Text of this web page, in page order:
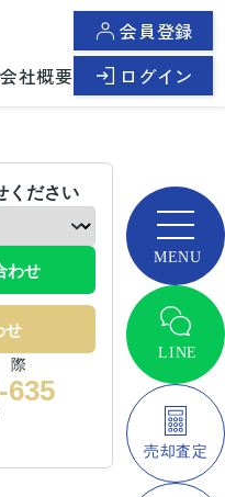
会社概要
会員登録
ログイン
ください
わせ
せ
際
635